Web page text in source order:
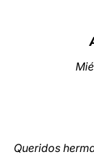
Queridos